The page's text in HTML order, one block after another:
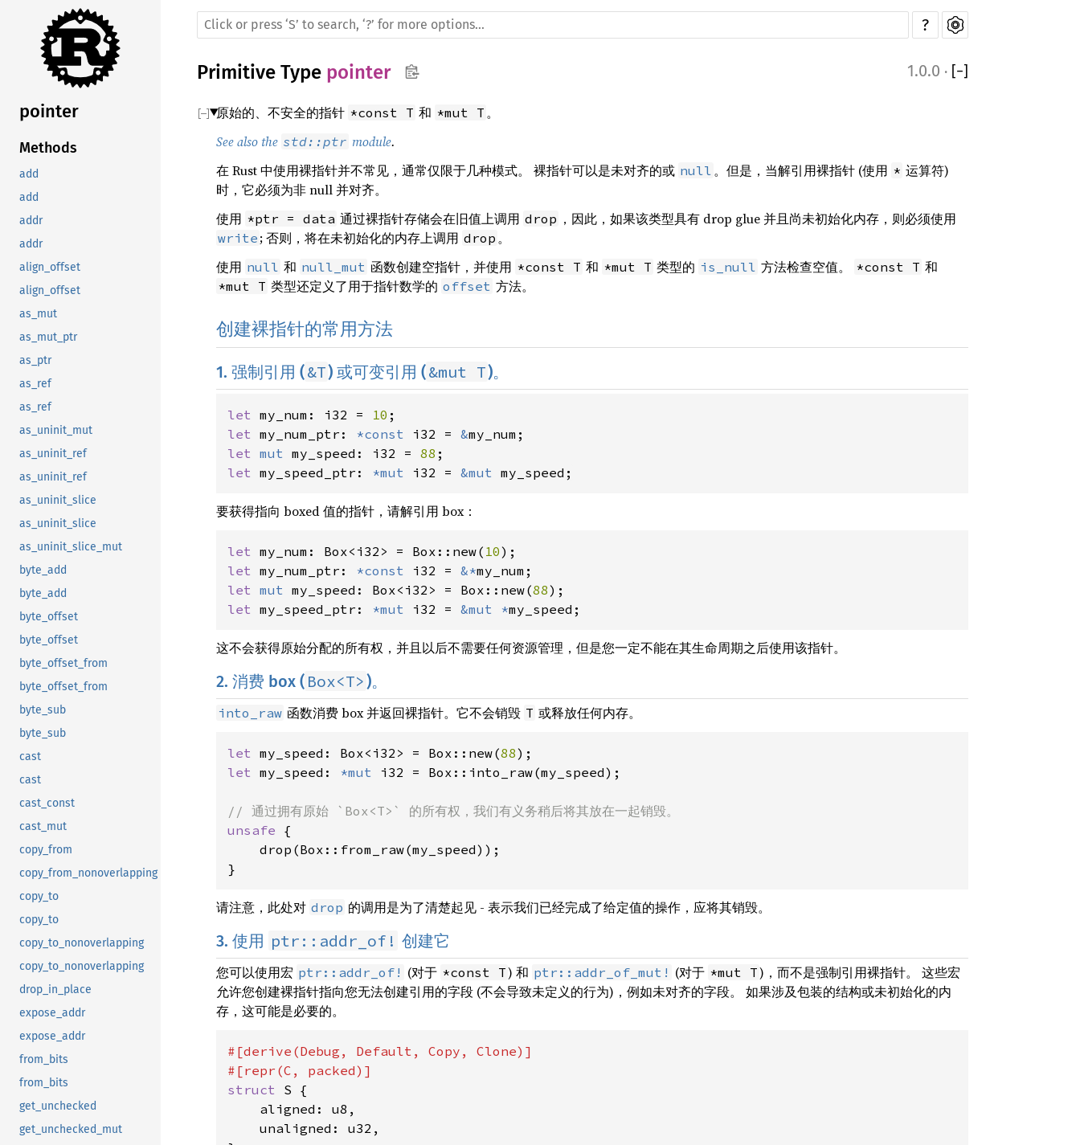
pointer
Methods
add
add
addr
addr
align_offset
align_offset
as_mut
as_mut_ptr
as_ptr
as_ref
as_ref
as_uninit_mut
as_uninit_ref
as_uninit_ref
as_uninit_slice
as_uninit_slice
as_uninit_slice_mut
byte_add
byte_add
byte_offset
byte_offset
byte_offset_from
byte_offset_from
byte_sub
byte_sub
cast
cast
cast_const
cast_mut
copy_from
copy_from_nonoverlapping
copy_to
copy_to
copy_to_nonoverlapping
copy_to_nonoverlapping
drop_in_place
expose_addr
expose_addr
from_bits
from_bits
get_unchecked
get_unchecked_mut
?
Primitive Type pointer 1.0.0 · [−]
原始的、不安全的指针 *const T 和 *mut T 。
See also the std::ptr module.
在 Rust 中使用裸指针并不常见，通常仅限于几种模式。 裸指针可以是未对齐的或 null 。但是，当解引用裸指针 (使用 * 运算符)
时，它必须为非 null 并对齐。
使用 *ptr = data 通过裸指针存储会在旧值上调用 drop ，因此，如果该类型具有 drop glue 并且尚未初始化内存，则必须使用
write ; 否则，将在未初始化的内存上调用 drop 。
使用 null 和 null_mut 函数创建空指针，并使用 *const T 和 *mut T 类型的 is_null 方法检查空值。 *const T 和
*mut T 类型还定义了用于指针数学的 offset 方法。
创建裸指针的常用方法
1. 强制引用 (&T) 或可变引用 (&mut T)。
let my_num: i32 = 10
let my_num_ptr: *const i32 = &
let mut my_speed: i32 = 88
let my_speed_ptr: *mut i32 = &mut my_speed;
要获得指向 boxed 值的指针，请解引用 box：
let my_num: Box<i32> = Box::new( 10
let my_num_ptr: *const i32 = &*
let mut my_speed: Box<i32> = Box::new(88
let my_speed_ptr: *mut i32 = &mut *my_speed;
这不会获得原始分配的所有权，并且以后不需要任何资源管理，但是您一定不能在其生命周期之后使用该指针。
2. 消费 box ( Box<T>)。
into_raw 函数消费 box 并返回裸指针。它不会销毁 T 或释放任何内存。
let my_speed: Box<i32> = Box::new(88
let my_speed: *mut i32 = Box::into_raw(my_speed);
unsafe {
    drop(Box::from_raw(my_speed));
}
请注意，此处对 drop 的调用是为了清楚起见 - 表示我们已经完成了给定值的操作，应将其销毁。
3. 使用 ptr::addr_of! 创建它
您可以使用宏 ptr::addr_of! (对于 *const T) 和 ptr::addr_of_mut! (对于 *mut T)，而不是强制引用裸指针。 这些宏
允许您创建裸指针指向您无法创建引用的字段 (不会导致未定义的行为)，例如未对齐的字段。 如果涉及包装的结构或未初始化的内
存，这可能是必要的。
#[derive(Debug, Default, Copy, Clone)]
struct S {
    aligned: u8,
    unaligned: u32,